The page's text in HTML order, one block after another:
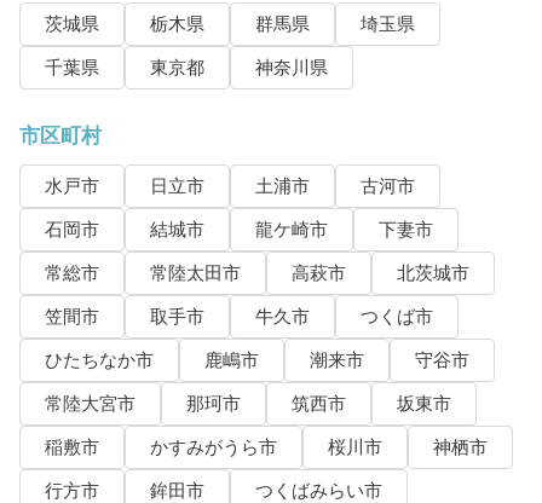
茨城県 栃木県 群馬県
埼玉県
千葉県
東京都 神奈川県
市区町村
水戸市 日立市 土浦市
古河市
石岡市
結城市 龍ケ崎市
下妻市
常総市
常陸太田市 高萩市
北茨城市
笠間市
取手市 牛久市
つくば市
ひたちなか市
鹿嶋市 潮来市
守谷市
常陸大宮市
那珂市 筑西市
坂東市
稲敷市
かすみがうら市 桜川市
神栖市
行方市
鉾田市
つくばみらい市